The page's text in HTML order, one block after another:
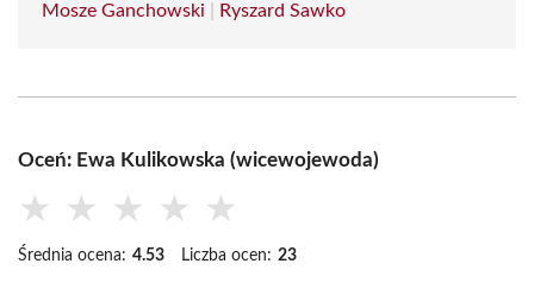
Mosze Ganchowski
Ryszard Sawko
Oceń: Ewa Kulikowska (wicewojewoda)
★ ★ ★ ★ ★
Średnia ocena: 4.53 Liczba ocen: 23